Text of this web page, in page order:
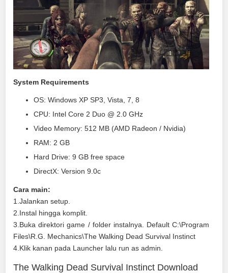
System Requirements
OS: Windows XP SP3, Vista, 7, 8
CPU: Intel Core 2 Duo @ 2.0 GHz
Video Memory: 512 MB (AMD Radeon / Nvidia)
RAM: 2 GB
Hard Drive: 9 GB free space
DirectX: Version 9.0c
Cara main:
1.Jalankan setup.
2.Instal hingga komplit.
3.Buka direktori game / folder instalnya. Default C:\Program
Files\R.G. Mechanics\The Walking Dead Survival Instinct
4.Klik kanan pada Launcher lalu run as admin.
The Walking Dead Survival Instinct Download